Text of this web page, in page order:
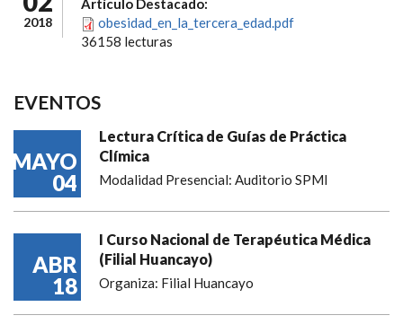
2018
Artículo Destacado:
obesidad_en_la_tercera_edad.pdf
36158 lecturas
EVENTOS
MAYO
04
Lectura Crítica de Guías de Práctica
Clímica
Modalidad Presencial: Auditorio SPMI
ABR
18
I Curso Nacional de Terapéutica Médica
(Filial Huancayo)
Organiza: Filial Huancayo